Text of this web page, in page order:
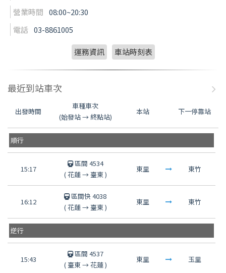
營業時間 08:00~20:30
電話 03-8861005
運務資訊 車站時刻表
最近到站車次
出發時間
車種車次
(始發站 → 終點站)
本站 下一停靠站
順行
15:17
區間 4534
(花蓮→臺東)
東里 東竹
16:12
區間快 4038
(花蓮→臺東)
東里 東竹
逆行
15:43
區間 4537
(臺東→花蓮)
東里 玉里